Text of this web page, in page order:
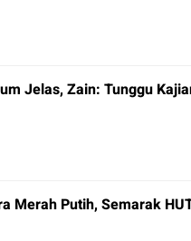
Jelas, Zain: Tunggu
Merah Putih, Semarak